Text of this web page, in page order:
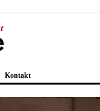
Kontakt